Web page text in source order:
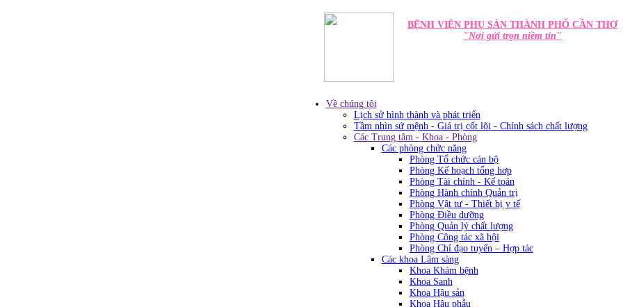
BỆNH VIỆN PHỤ SẢN THÀNH PHỐ CẦN THƠ
"Nơi gửi trọn niềm tin"
Về chúng tôi
Lịch sử hình thành và phát triển
Tầm nhìn sứ mệnh - Giá trị cốt lõi - Chính sách chất lượng
Các Trung tâm - Khoa - Phòng
Các phòng chức năng
Phòng Tổ chức cán bộ
Phòng Kế hoạch tổng hơp
Phòng Tài chính - Kế toán
Phòng Hành chính Quản trị
Phòng Vật tư - Thiết bị y tế
Phòng Điều dưỡng
Phòng Quản lý chất lượng
Phòng Công tác xã hội
Phòng Chỉ đạo tuyến – Hợp tác
Các khoa Lâm sàng
Khoa Khám bệnh
Khoa Sanh
Khoa Hậu sản
Khoa Hậu phẫu